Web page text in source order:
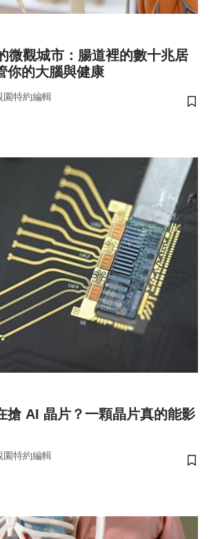
微觀城市：腸道裡的數十兆居
你的大腦與健康
園特約編輯
儲
搶 AI 晶片？一顆晶片真的能影
園特約編輯
儲